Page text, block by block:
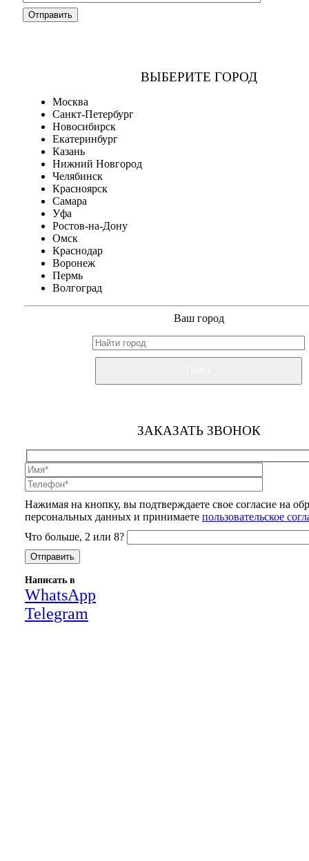
ВЫБЕРИТЕ ГОРОД
Москва
Санкт-Петербург
Новосибирск
Екатеринбург
Казань
Нижний Новгород
Челябинск
Красноярск
Самара
Уфа
Ростов-на-Дону
Омск
Краснодар
Воронеж
Пермь
Волгоград
Ваш город
ЗАКАЗАТЬ ЗВОНОК
Нажимая на кнопку, вы подтверждаете свое согласие на
персональных данных и принимаете пользовательское
Что больше, 2 или 8?
Написать в
WhatsApp
Telegram